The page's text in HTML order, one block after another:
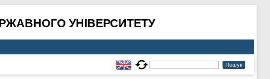
УНІВЕРСИТЕТУ